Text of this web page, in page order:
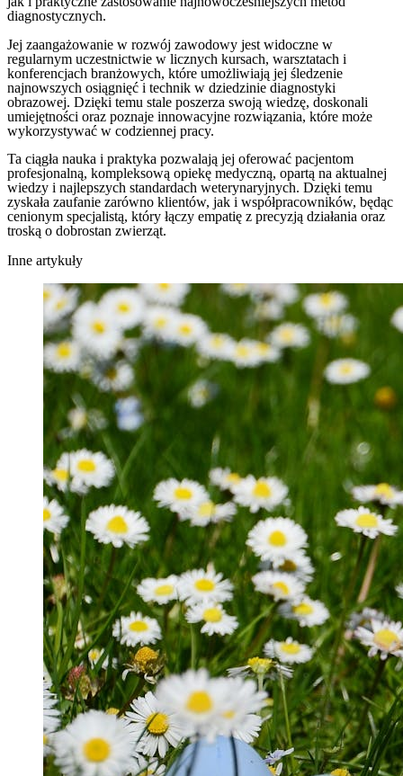
diagnostycznych.
Jej zaangażowanie w rozwój zawodowy jest widoczne w
regularnym uczestnictwie w licznych kursach, warsztatach i
konferencjach branżowych, które umożliwiają jej śledzenie
najnowszych osiągnięć i technik w dziedzinie diagnostyki
obrazowej. Dzięki temu stale poszerza swoją wiedzę, doskonali
umiejętności oraz poznaje innowacyjne rozwiązania, które może
wykorzystywać w codziennej pracy.
Ta ciągła nauka i praktyka pozwalają jej oferować pacjentom
profesjonalną, kompleksową opiekę medyczną, opartą na aktualnej
wiedzy i najlepszych standardach weterynaryjnych. Dzięki temu
zyskała zaufanie zarówno klientów, jak i współpracowników, będąc
cenionym specjalistą, który łączy empatię z precyzją działania oraz
troską o dobrostan zwierząt.
Inne artykuły